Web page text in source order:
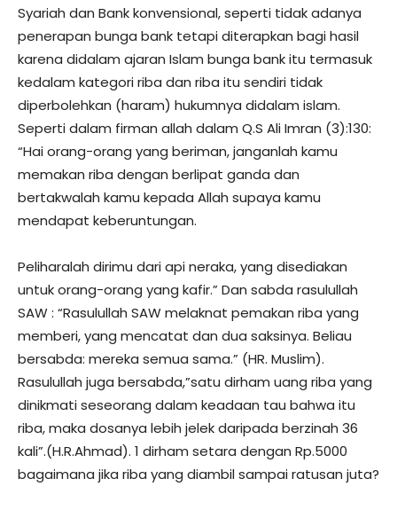
Syariah dan Bank konvensional, seperti tidak adanya
penerapan bunga bank tetapi diterapkan bagi hasil
karena didalam ajaran Islam bunga bank itu termasuk
kedalam kategori riba dan riba itu sendiri tidak
diperbolehkan (haram) hukumnya didalam islam.
Seperti dalam firman allah dalam Q.S Ali Imran (3):130:
“Hai orang-orang yang beriman, janganlah kamu
memakan riba dengan berlipat ganda dan
bertakwalah kamu kepada Allah supaya kamu
mendapat keberuntungan.
Peliharalah dirimu dari api neraka, yang disediakan
untuk orang-orang yang kafir.” Dan sabda rasulullah
SAW : “Rasulullah SAW melaknat pemakan riba yang
memberi, yang mencatat dan dua saksinya. Beliau
bersabda: mereka semua sama.” (HR. Muslim).
Rasulullah juga bersabda,”satu dirham uang riba yang
dinikmati seseorang dalam keadaan tau bahwa itu
riba, maka dosanya lebih jelek daripada berzinah 36
kali”.(H.R.Ahmad). 1 dirham setara dengan Rp.5000
bagaimana jika riba yang diambil sampai ratusan juta?